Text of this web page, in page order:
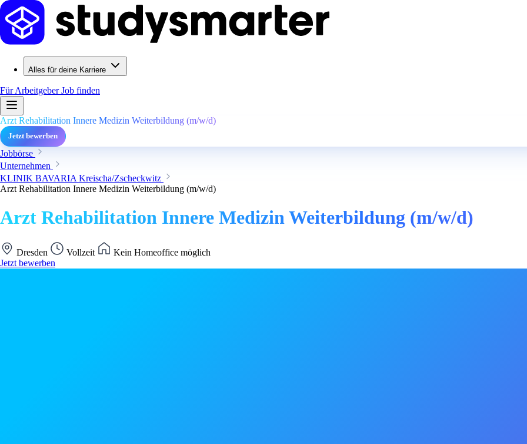
Alles für deine Karriere
Für ArbeitgeberJob finden
Arzt Rehabilitation Innere Medizin Weiterbildung (m/w/d)
Jetzt bewerben
Jobbörse
Unternehmen
KLINIK BAVARIA Kreischa/Zscheckwitz
Arzt Rehabilitation Innere Medizin Weiterbildung (m/w/d)
Arzt Rehabilitation Innere Medizin Weiterbildung (m/w/d)
Dresden Vollzeit
Kein Homeoffice möglich
Jetzt bewerben